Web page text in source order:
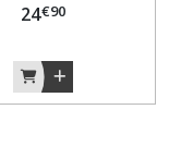
24€90